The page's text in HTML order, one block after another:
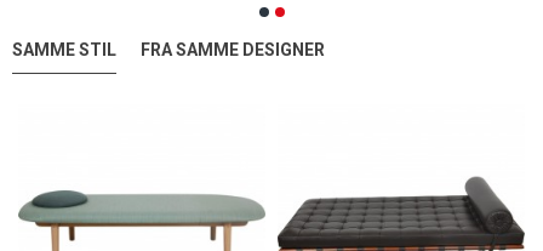
SAMME STIL FRA SAMME DESIGNER